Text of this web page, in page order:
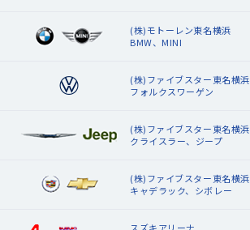
(株)モトーレン東名横浜
BMW、MINI
(株)ファイブスター東名横浜
フォルクスワーゲン
(株)ファイブスター東名横浜
クライスラー、ジープ
(株)ファイブスター東名横浜
キャデラック、シボレー